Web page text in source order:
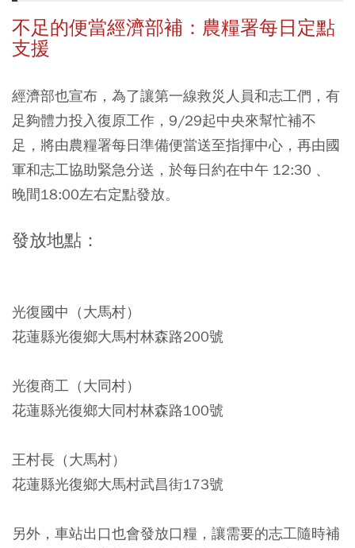
不足的便當經濟部補：農糧署每日定點
支援
經濟部也宣布，為了讓第一線救災人員和志工們，有
足夠體力投入復原工作，9/29起中央來幫忙補不
足，將由農糧署每日準備便當送至指揮中心，再由國
軍和志工協助緊急分送，於每日約在中午 12:30 、
晚間18:00左右定點發放。
發放地點：
光復國中（大馬村）
花蓮縣光復鄉大馬村林森路200號
光復商工（大同村）
花蓮縣光復鄉大同村林森路100號
王村長（大馬村）
花蓮縣光復鄉大馬村武昌街173號
另外，車站出口也會發放口糧，讓需要的志工隨時補